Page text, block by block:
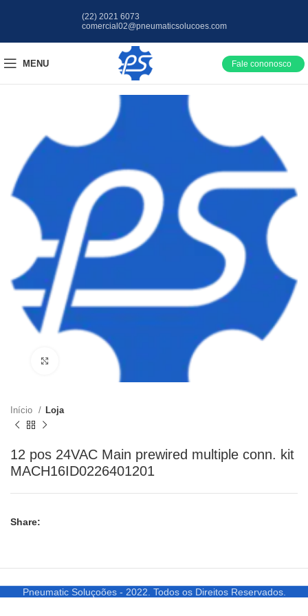
(22) 2021 6073
comercial02@pneumaticsolucoes.com
MENU Fale cononosco
Clique para ampliar
Início Loja
12 pos 24VAC Main prewired multiple conn. kit
MACH16ID0226401201
Share:
Pneumatic Soluçoões - 2022. Todos os Direitos Reservados.